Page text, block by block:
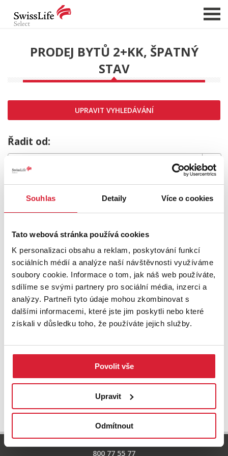
Souhlas Detaily Více o cookies
Tato webová stránka používá cookies
K personalizaci obsahu a reklam, poskytování funkcí
sociálních médií a analýze naší návštěvnosti využíváme
soubory cookie. Informace o tom, jak náš web používáte,
sdílíme se svými partnery pro sociální média, inzerci a
analýzy. Partneři tyto údaje mohou zkombinovat s
dalšími informacemi, které jste jim poskytli nebo které
získali v důsledku toho, že používáte jejich služby.
Povolit vše
Upravit
Odmítnout
NABÍDKA NEMOVITOSTÍ
CHCI PRODAT / PRONAJMOUT
HLÍDAT NOVÉ NABÍDKY
CHCI OCENIT NEMOVITOST
O NÁS
REFERENCE
PRODEJ BYTŮ 2+KK, ŠPATNÝ
STAV
UPRAVIT VYHLEDÁVÁNÍ
Řadit od:
MRZÍ NÁS TO,
ale požadovaný typ nemovitosti nebyl nalezen.
Zkuste upravit filtr
nebo přejděte na základní
UPRAVIT VYHLEDÁVÁNÍ
800 77 55 77